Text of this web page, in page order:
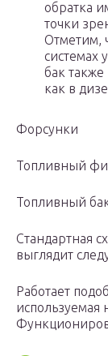
обратка
точки
Отметим,
системах
бак
как в
Форсунки
Топливный
Топливный
Стандартная
выглядит
Работает
используемая